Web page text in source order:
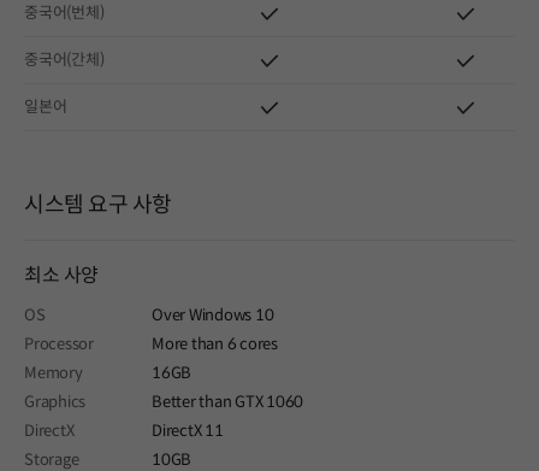
중국어(번체)
중국어(간체)
일본어
시스템 요구 사항
최소 사양
OS
Over Windows 10
Processor
More than 6 cores
Memory
16GB
Graphics
Better than GTX 1060
DirectX
DirectX 11
Storage
10GB